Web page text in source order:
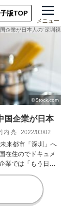
版TOP
メニュー
企業が日本人の“深圳
国企業が日本
内 亮 2022/03/02
来都市「深圳」へ
在住のでドキュメ
業では「もう日本